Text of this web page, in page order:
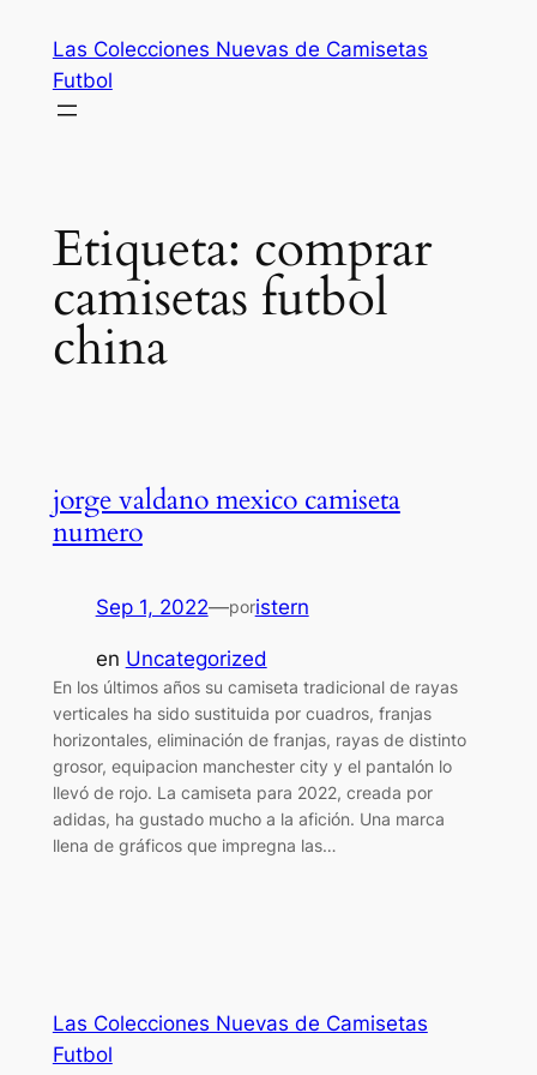
contenido
Las Colecciones Nuevas de Camisetas
Futbol
Etiqueta: comprar
camisetas futbol
china
jorge valdano mexico camiseta
numero
Sep 1, 2022—poristern
en Uncategorized
En los últimos años su camiseta tradicional de rayas
verticales ha sido sustituida por cuadros, franjas
horizontales, eliminación de franjas, rayas de distinto
grosor, equipacion manchester city y el pantalón lo
llevó de rojo. La camiseta para 2022, creada por
adidas, ha gustado mucho a la afición. Una marca
llena de gráficos que impregna las…
Las Colecciones Nuevas de Camisetas
Futbol